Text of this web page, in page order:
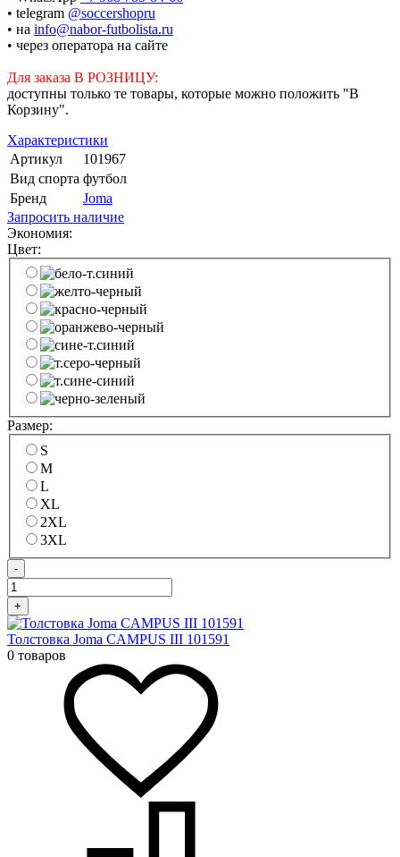
• telegram @soccershopru
• на info@nabor-futbolista.ru
• через оператора на сайте
Для заказа В РОЗНИЦУ:
доступны только те товары, которые можно положить "В
Корзину".
Характеристики
Артикул
101967
Вид спорта футбол
Бренд
Joma
Запросить наличие
Экономия:
Цвет:
Размер:
S
M
L
XL
2XL
3XL
-
+
Толстовка Joma CAMPUS III 101591
0 товаров